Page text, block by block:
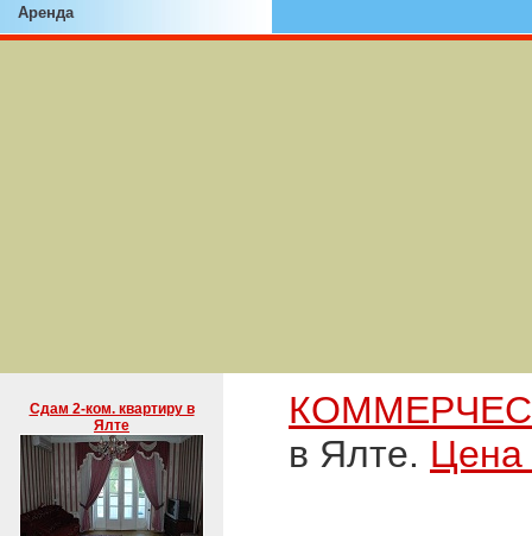
Аренда
Сдам 2-ком. квартиру в
Ялте
в Ялте.